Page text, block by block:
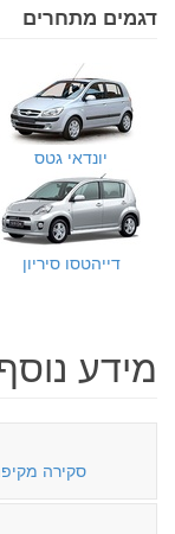
דגמים מתחרים
יונדאי גטס
דייהטסו סיריון
מידע
סקירה